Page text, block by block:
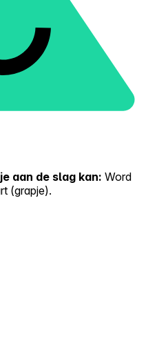
aan de slag kan: Word
(grapje).